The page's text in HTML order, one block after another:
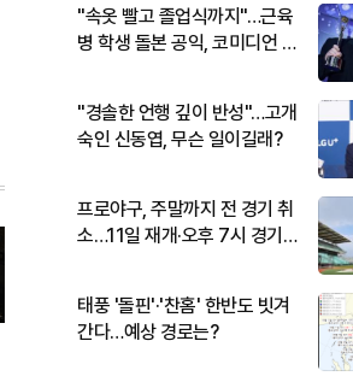
"속옷 빨고 졸업식까지"…근육
병 학생 돌본 공익, 코미디언 김
"경솔한 언행 깊이 반성"…고개
숙인 신동엽, 무슨 일이길래?
프로야구, 주말까지 전 경기 취
소…11일 재개·오후 7시 경기
태풍 '돌핀'·'찬홈' 한반도 빗겨
간다…예상 경로는?